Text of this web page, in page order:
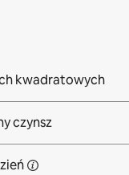
kwadratowych
czynsz